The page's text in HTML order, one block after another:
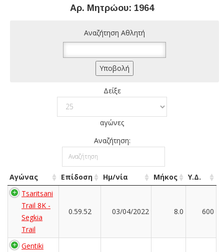
Αρ. Μητρώου: 1964
Αναζήτηση Αθλητή
Δείξε
αγώνες
Αναζήτηση:
Αγώνας Επίδοση Ημ/νία Μήκος
Υ.Δ.
Tsaritsani
Trail 8K -
Segkia
Trail
0.59.52 03/04/2022 8.0 600
Gentiki